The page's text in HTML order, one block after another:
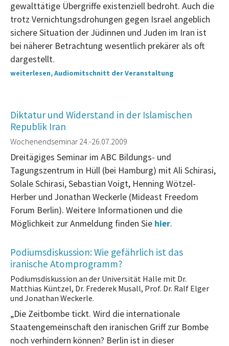
gewalttätige Übergriffe existenziell bedroht. Auch die
trotz Vernichtungsdrohungen gegen Israel angeblich
sichere Situation der Jüdinnen und Juden im Iran ist
bei näherer Betrachtung wesentlich prekärer als oft
dargestellt.
weiterlesen, Audiomitschnitt der Veranstaltung
Diktatur und Widerstand in der Islamischen
Republik Iran
Wochenendseminar 24.-26.07.2009
Dreitägiges Seminar im ABC Bildungs- und
Tagungszentrum in Hüll (bei Hamburg) mit Ali Schirasi,
Solale Schirasi, Sebastian Voigt, Henning Wötzel-
Herber und Jonathan Weckerle (Mideast Freedom
Forum Berlin). Weitere Informationen und die
Möglichkeit zur Anmeldung finden Sie hier.
Podiumsdiskussion: Wie gefährlich ist das
iranische Atomprogramm?
Podiumsdiskussion an der Universität Halle mit Dr.
Matthias Küntzel, Dr. Frederek Musall, Prof. Dr. Ralf Elger
und Jonathan Weckerle.
„Die Zeitbombe tickt. Wird die internationale
Staatengemeinschaft den iranischen Griff zur Bombe
noch verhindern können? Berlin ist in dieser